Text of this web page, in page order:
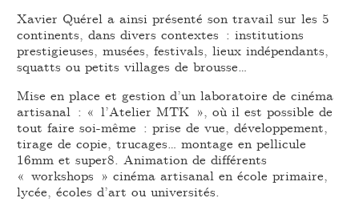
Xavier Quérel a ainsi présenté son travail sur les 5
continents, dans divers contextes : institutions
prestigieuses, musées, festivals, lieux indépendants,
squatts ou petits villages de brousse…
Mise en place et gestion d’un laboratoire de cinéma
artisanal : « l’Atelier MTK », où il est possible de
tout faire soi-même : prise de vue, développement,
tirage de copie, trucages… montage en pellicule
16mm et super8. Animation de différents
« workshops » cinéma artisanal en école primaire,
lycée, écoles d’art ou universités.